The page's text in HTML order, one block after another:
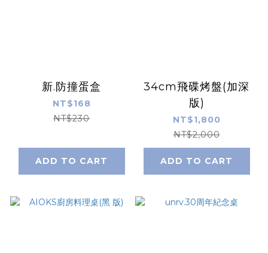
新.防撞蛋盒
NT$168
NT$230
ADD TO CART
34cm飛碟烤盤(加深
版)
NT$1,800
NT$2,000
ADD TO CART